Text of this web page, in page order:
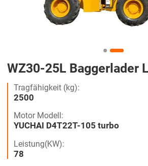
WZ30-25L Baggerlader
Tragfähigkeit (kg):
2500
Motor Modell:
YUCHAI D4T22T-105 turbo
Leistung(KW):
78